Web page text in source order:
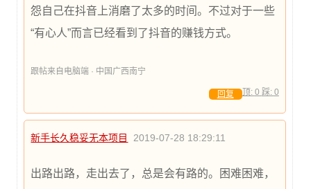
怨自己在抖音上消磨了太多的时间。不过对于一些
“有心人”而言已经看到了抖音的赚钱方式。
跟帖来自电脑端 · 中国广西南宁
顶: 0 踩: 0
回复
新手长久稳妥无本项目 2019-07-28 18:29:11
出路出路，走出去了，总是会有路的。困难困难，